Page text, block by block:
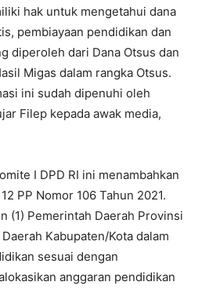
hak untuk mengetahui dana
pembiayaan pendidikan dan
diperoleh dari Dana Otsus dan
Migas dalam rangka Otsus.
ini sudah dipenuhi oleh
Filep kepada awak media,
I DPD RI ini menambahkan
PP Nomor 106 Tahun 2021.
(1) Pemerintah Daerah Provinsi
Kabupaten/Kota dalam
sesuai dengan
anggaran pendidikan